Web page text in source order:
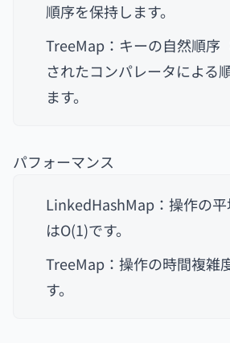
順序を保持します。
TreeMap：キーの自然順序
されたコンパレータによる
ます。
パフォーマンス
LinkedHashMap：操作の
はO(1)です。
TreeMap：操作の時間複雑
す。